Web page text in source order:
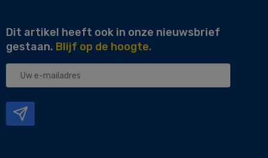
Dit artikel heeft ook in onze nieuwsbrief
gestaan. Blijf op de hoogte.
Uw